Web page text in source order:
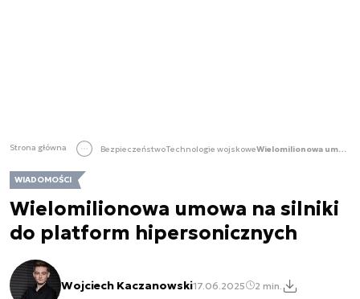
Strona główna BezpieczeństwoTechnologie wojskowe Wielomilionowa umowa na silniki do platform hipersonicznych
WIADOMOŚCI
Wielomilionowa umowa na silniki
do platform hipersonicznych
Wojciech Kaczanowski17.06.2025 2 min.